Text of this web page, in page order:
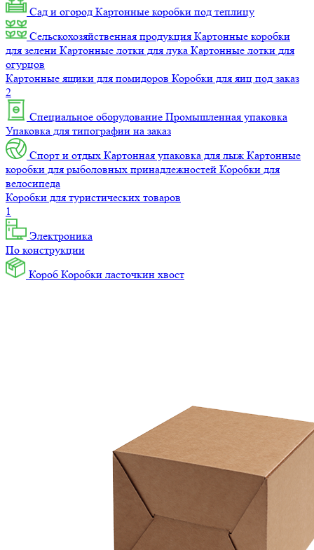
Сад и огород Картонные коробки под теплицу
Сельскохозяйственная продукция Картонные коробки
для зелени Картонные лотки для лука Картонные лотки для
огурцов
Картонные ящики для помидоров Коробки для яиц под заказ
2
Специальное оборудование Промышленная упаковка
Упаковка для типографии на заказ
Спорт и отдых Картонная упаковка для лыж Картонные
коробки для рыболовных принадлежностей Коробки для
велосипеда
Коробки для туристических товаров
1
Электроника
По конструкции
Короб Коробки ласточкин хвост